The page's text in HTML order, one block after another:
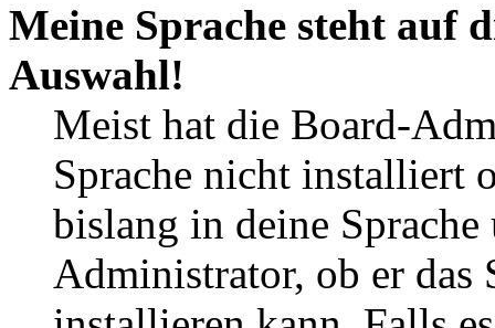
Meine Sprache steht auf
Auswahl!
Meist hat die Board-
Sprache nicht installiert
bislang in deine
Administrator, ob er das